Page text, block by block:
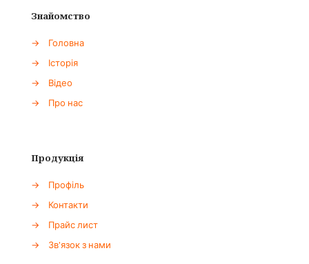
Знайомство
→
Головна
→
Історія
→
Відео
→
Про нас
Продукція
→
Профіль
→
Контакти
→
Прайс лист
→
Зв'язок з нами